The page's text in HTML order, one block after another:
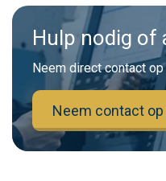
Hulp nodig of
Neem direct contact
Neem contact op